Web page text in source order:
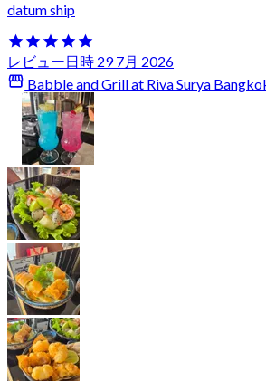
datum ship
レビュー日時 29 7月 2026
Babble and Grill at Riva Surya